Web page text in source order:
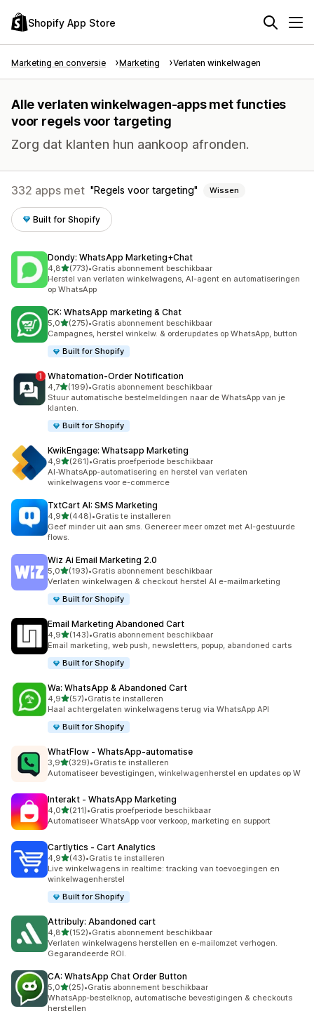
Shopify App Store
Marketing en conversie Marketing Verlaten winkelwagen
Alle verlaten winkelwagen-apps met functies
voor regels voor targeting
Zorg dat klanten hun aankoop afronden.
332 apps met Regels voor targeting Wissen
Built for Shopify
Dondy: WhatsApp Marketing+Chat
4,8van 5 sterren
(773)
773 recensies in totaal
•Gratis abonnement beschikbaar
Herstel van verlaten winkelwagens, AI-agent en automatiseringen
op WhatsApp
CK: WhatsApp marketing & Chat
5,0van 5 sterren
(275)
275 recensies in totaal
•Gratis abonnement beschikbaar
Campagnes, herstel winkelw. & orderupdates op WhatsApp, button
Built for Shopify
Whatomation‑Order Notification
4,7van 5 sterren
(199)
199 recensies in totaal
•Gratis abonnement beschikbaar
Stuur automatische bestelmeldingen naar de WhatsApp van je
klanten.
Built for Shopify
KwikEngage: Whatsapp Marketing
4,9van 5 sterren
(261)
261 recensies in totaal
•Gratis proefperiode beschikbaar
AI-WhatsApp-automatisering en herstel van verlaten
winkelwagens voor e-commerce
TxtCart AI: SMS Marketing
4,9van 5 sterren
(448)
448 recensies in totaal
•Gratis te installeren
Geef minder uit aan sms. Genereer meer omzet met AI-gestuurde
flows.
Wiz Ai Email Marketing 2.0
5,0van 5 sterren
(193)
193 recensies in totaal
•Gratis abonnement beschikbaar
Verlaten winkelwagen & checkout herstel AI e-mailmarketing
Built for Shopify
Email Marketing Abandoned Cart
4,9van 5 sterren
(143)
143 recensies in totaal
•Gratis abonnement beschikbaar
Email marketing, web push, newsletters, popup, abandoned carts
Built for Shopify
Wa: WhatsApp & Abandoned Cart
4,9van 5 sterren
(57)
57 recensies in totaal
•Gratis te installeren
Haal achtergelaten winkelwagens terug via WhatsApp API
Built for Shopify
WhatFlow ‑ WhatsApp‑automatise
3,9van 5 sterren
(329)
329 recensies in totaal
•Gratis te installeren
Automatiseer bevestigingen, winkelwagenherstel en updates op W
Interakt ‑ WhatsApp Marketing
4,0van 5 sterren
(211)
211 recensies in totaal
•Gratis proefperiode beschikbaar
Automatiseer WhatsApp voor verkoop, marketing en support
Cartlytics ‑ Cart Analytics
4,9van 5 sterren
(43)
43 recensies in totaal
•Gratis te installeren
Live winkelwagens in realtime: tracking van toevoegingen en
winkelwagenherstel
Built for Shopify
Attribuly: Abandoned cart
4,8van 5 sterren
(152)
152 recensies in totaal
•Gratis abonnement beschikbaar
Verlaten winkelwagens herstellen en e-mailomzet verhogen.
Gegarandeerde ROI.
CA: WhatsApp Chat Order Button
5,0van 5 sterren
(25)
25 recensies in totaal
•Gratis abonnement beschikbaar
WhatsApp-bestelknop, automatische bevestigingen & checkouts
herstellen